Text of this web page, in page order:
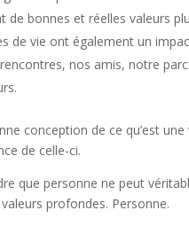
de bonnes et réelles valeurs
de vie ont également un
nos amis, notre
conception de ce qu’est
de celle-ci.
que personne ne peut
profondes. Personne.